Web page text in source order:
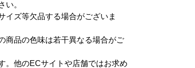
。
イズ等欠品する場合がございま
商品の色味は若干異なる場合がご
。他のECサイトや店舗ではお求め